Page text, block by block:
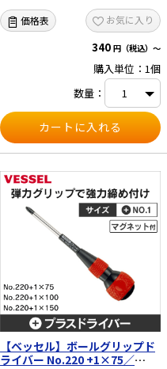
価格表 お気に入り
340 円（税込）～
購入単位：1個
数量：
【ベッセル】ボールグリップド
ライバー No.220 +1×75／